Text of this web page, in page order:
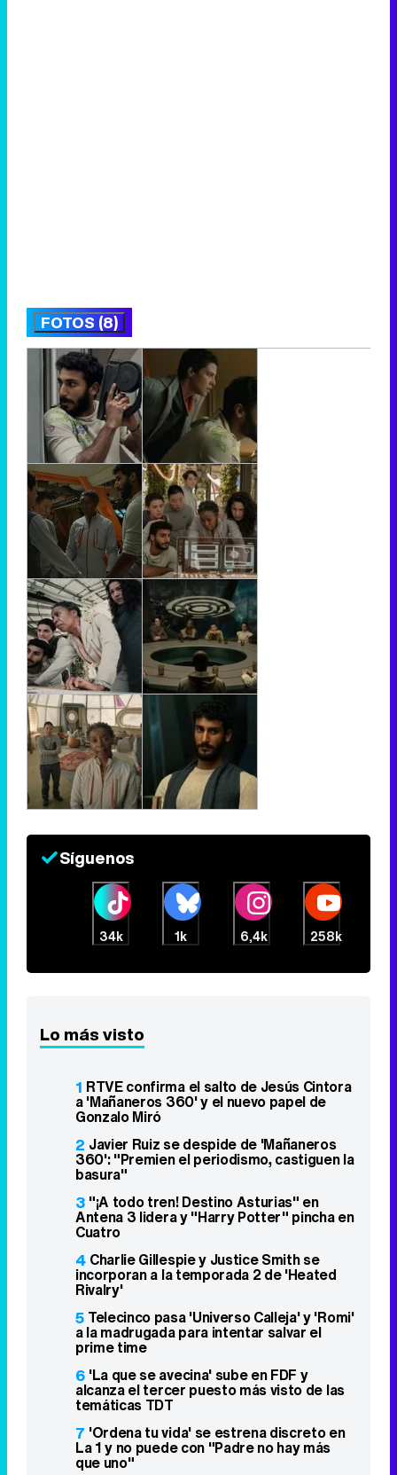
FOTOS (8)
Síguenos
34k 1k 6,4k 258k
Lo más visto
1 RTVE confirma el salto de Jesús Cintora
a 'Mañaneros 360' y el nuevo papel de
Gonzalo Miró
2 Javier Ruiz se despide de 'Mañaneros
360': "Premien el periodismo, castiguen la
basura"
3 "¡A todo tren! Destino Asturias" en
Antena 3 lidera y "Harry Potter" pincha en
Cuatro
4 Charlie Gillespie y Justice Smith se
incorporan a la temporada 2 de 'Heated
Rivalry'
5 Telecinco pasa 'Universo Calleja' y 'Romi'
a la madrugada para intentar salvar el
prime time
6 'La que se avecina' sube en FDF y
alcanza el tercer puesto más visto de las
temáticas TDT
7 'Ordena tu vida' se estrena discreto en
La 1 y no puede con "Padre no hay más
que uno"